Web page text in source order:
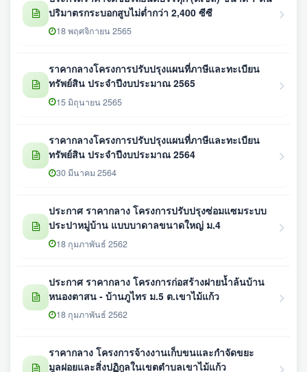
ปริมาตรกระบอกสูบไม่ต่ำกว่า 2,400 ซีซี
18 พฤศจิกายน 2565
ราคากลางโครงการปรับปรุงแผนที่ภาษีและทะเบียน
ทรัพย์สิน ประจำปีงบประมาณ 2565
15 มิถุนายน 2565
ราคากลางโครงการปรับปรุงแผนที่ภาษีและทะเบียน
ทรัพย์สิน ประจำปีงบประมาณ 2564
30 มีนาคม 2564
ประกาศ ราคากลาง โครงการปรับปรุงซ่อมแซมระบบ
ประปาหมู่บ้าน แบบบาดาลขนาดใหญ่ ม.4
18 กุมภาพันธ์ 2562
ประกาศ ราคากลาง โครงการก่อสร้างฝายน้ำล้นบ้าน
หนองตาสน - บ้านภูไทร ม.5 ต.เขาไม้แก้ว
18 กุมภาพันธ์ 2562
ราคากลาง โครงการจ้างงานเก็บขนและกำจัดขยะ
มูลฝอยและสิ่งปฏิกูลในเขตตำบลเขาไม้แก้ว